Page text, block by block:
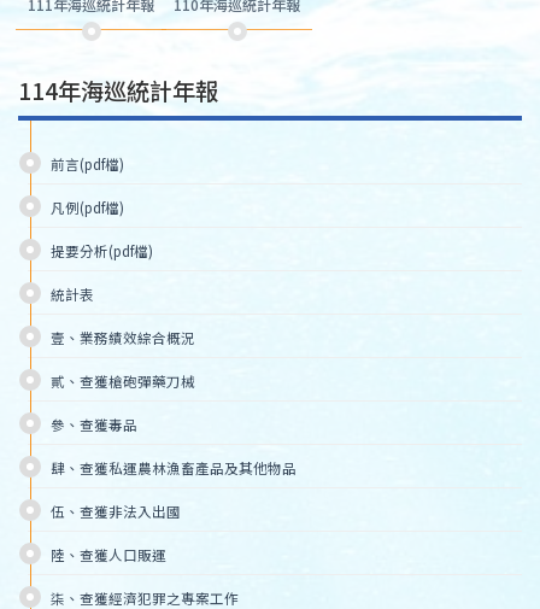
111年海巡統計年報 110年海巡統計年報
114年海巡統計年報
前言(pdf檔)
凡例(pdf檔)
提要分析(pdf檔)
統計表
壹、業務績效綜合概況
貳、查獲槍砲彈藥刀械
參、查獲毒品
肆、查獲私運農林漁畜產品及其他物品
伍、查獲非法入出國
陸、查獲人口販運
柒、查獲經濟犯罪之專案工作